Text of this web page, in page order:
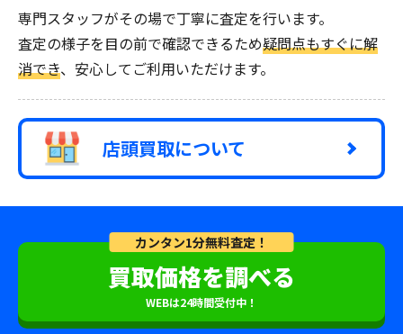
専門スタッフがその場で丁寧に査定を行います。
査定の様子を目の前で確認できるため疑問点もすぐに解
消でき、安心してご利用いただけます。
店頭買取について
カンタン1分無料査定！
買取価格を調べる
WEBは24時間受付中！